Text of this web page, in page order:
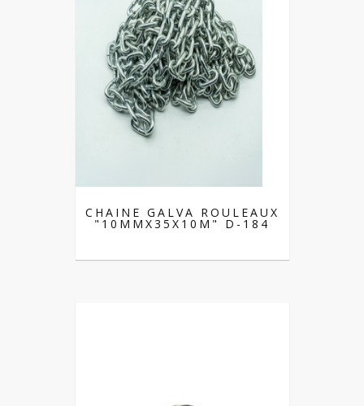
CHAINE GALVA ROULEAUX
"10MMX35X10M" D-184